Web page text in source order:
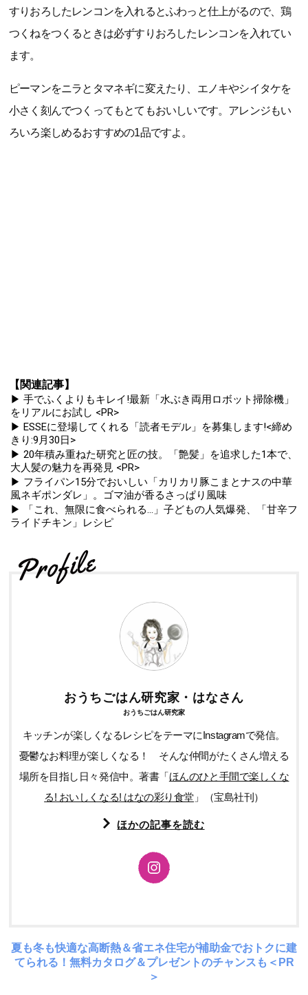
すりおろしたレンコンを入れるとふわっと仕上がるので、鶏
つくねをつくるときは必ずすりおろしたレンコンを入れてい
ます。
ピーマンをニラとタマネギに変えたり、エノキやシイタケを
小さく刻んでつくってもとてもおいしいです。アレンジもい
ろいろ楽しめるおすすめの1品ですよ。
【関連記事】
▶ 手でふくよりもキレイ!最新「水ぶき両用ロボット掃除機」
をリアルにお試し <PR>
▶ ESSEに登場してくれる「読者モデル」を募集します!<締め
きり:9月30日>
▶ 20年積み重ねた研究と匠の技。「艶髪」を追求した1本で、
大人髪の魅力を再発見 <PR>
▶ フライパン15分でおいしい「カリカリ豚こまとナスの中華
風ネギポンダレ」。ゴマ油が香るさっぱり風味
▶ 「これ、無限に食べられる...」子どもの人気爆発、「甘辛フ
ライドチキン」レシピ
おうちごはん研究家・はなさん
おうちごはん研究家
キッチンが楽しくなるレシピをテーマにInstagramで発信。
憂鬱なお料理が楽しくなる！ そんな仲間がたくさん増える
場所を目指し日々発信中。著書「ほんのひと手間で楽しくな
る! おいしくなる! はなの彩り食堂 」（宝島社刊）
ほかの記事を読む
夏も冬も快適な高断熱＆省エネ住宅が補助金でおトクに建
てられる！無料カタログ＆プレゼントのチャンスも＜PR
＞